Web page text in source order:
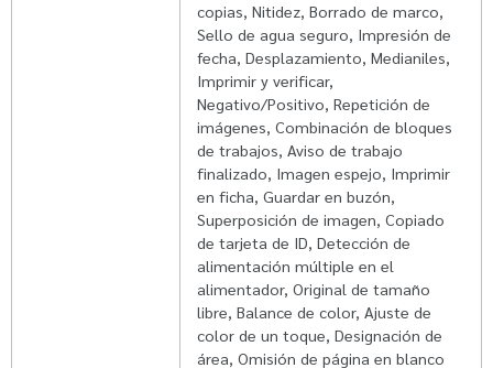
copias, Nitidez, Borrado de marco,
Sello de agua seguro, Impresión de
fecha, Desplazamiento, Medianiles,
Imprimir y verificar,
Negativo/Positivo, Repetición de
imágenes, Combinación de bloques
de trabajos, Aviso de trabajo
finalizado, Imagen espejo, Imprimir
en ficha, Guardar en buzón,
Superposición de imagen, Copiado
de tarjeta de ID, Detección de
alimentación múltiple en el
alimentador, Original de tamaño
libre, Balance de color, Ajuste de
color de un toque, Designación de
área, Omisión de página en blanco